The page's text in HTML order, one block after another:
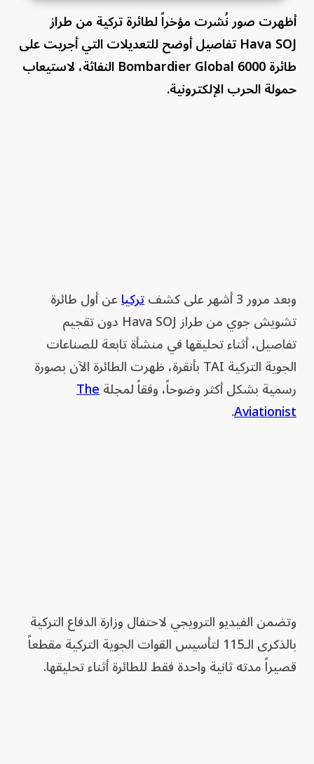
أظهرت صور نُشرت مؤخراً لطائرة تركية من طراز
Hava SOJ تفاصيل أوضح للتعديلات التي أجريت على
طائرة Bombardier Global 6000 النفاثة، لاستيعاب
حمولة الحرب الإلكترونية.
وبعد مرور 3 أشهر على كشف تركياعن أول طائرة
تشويش جوي من طراز Hava SOJ دون تقجيم
تفاصيل، أثناء تحليقها في منشأة تابعة للصناعات
الجوية التركية TAI بأنقرة، ظهرت الطائرة الآن بصورة
رسمية بشكل أكثر وضوحاً، وفقاً لمجلةThe
Aviationist
.
وتضمن الفيديو الترويجي لاحتفال وزارة الدفاع التركية
بالذكرى الـ115 لتأسيس القوات الجوية التركية مقطعاً
قصيراً مدته ثانية واحدة فقط للطائرة أثناء تحليقها.